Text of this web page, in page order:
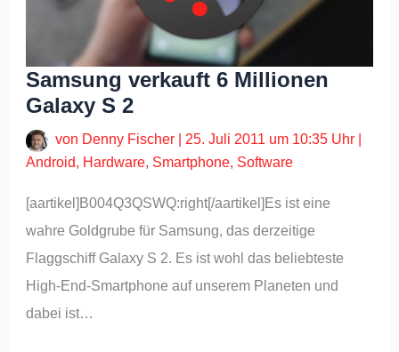
Samsung verkauft 6 Millionen
Galaxy S 2
von Denny Fischer 25. Juli 2011 um 10:35 Uhr
Android, Hardware, Smartphone, Software
[aartikel]B004Q3QSWQ:right[/aartikel]Es ist eine
wahre Goldgrube für Samsung, das derzeitige
Flaggschiff Galaxy S 2. Es ist wohl das beliebteste
High-End-Smartphone auf unserem Planeten und
dabei ist…